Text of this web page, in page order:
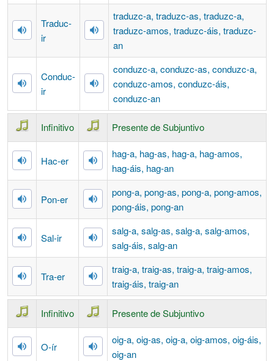
Traduc-
ir
traduzc-a, traduzc-as, traduzc-a,
traduzc-amos, traduzc-áis, traduzc-
an
Conduc-
ir
conduzc-a, conduzc-as, conduzc-a,
conduzc-amos, conduzc-áis,
conduzc-an
Infinitivo Presente de Subjuntivo
Hac-er
hag-a, hag-as, hag-a, hag-amos,
hag-áis, hag-an
Pon-er
pong-a, pong-as, pong-a, pong-amos,
pong-áis, pong-an
Sal-ir
salg-a, salg-as, salg-a, salg-amos,
salg-áis, salg-an
Tra-er
traig-a, traig-as, traig-a, traig-amos,
traig-áis, traig-an
Infinitivo Presente de Subjuntivo
O-ír
oig-a, oig-as, oig-a, oig-amos, oig-áis,
oig-an